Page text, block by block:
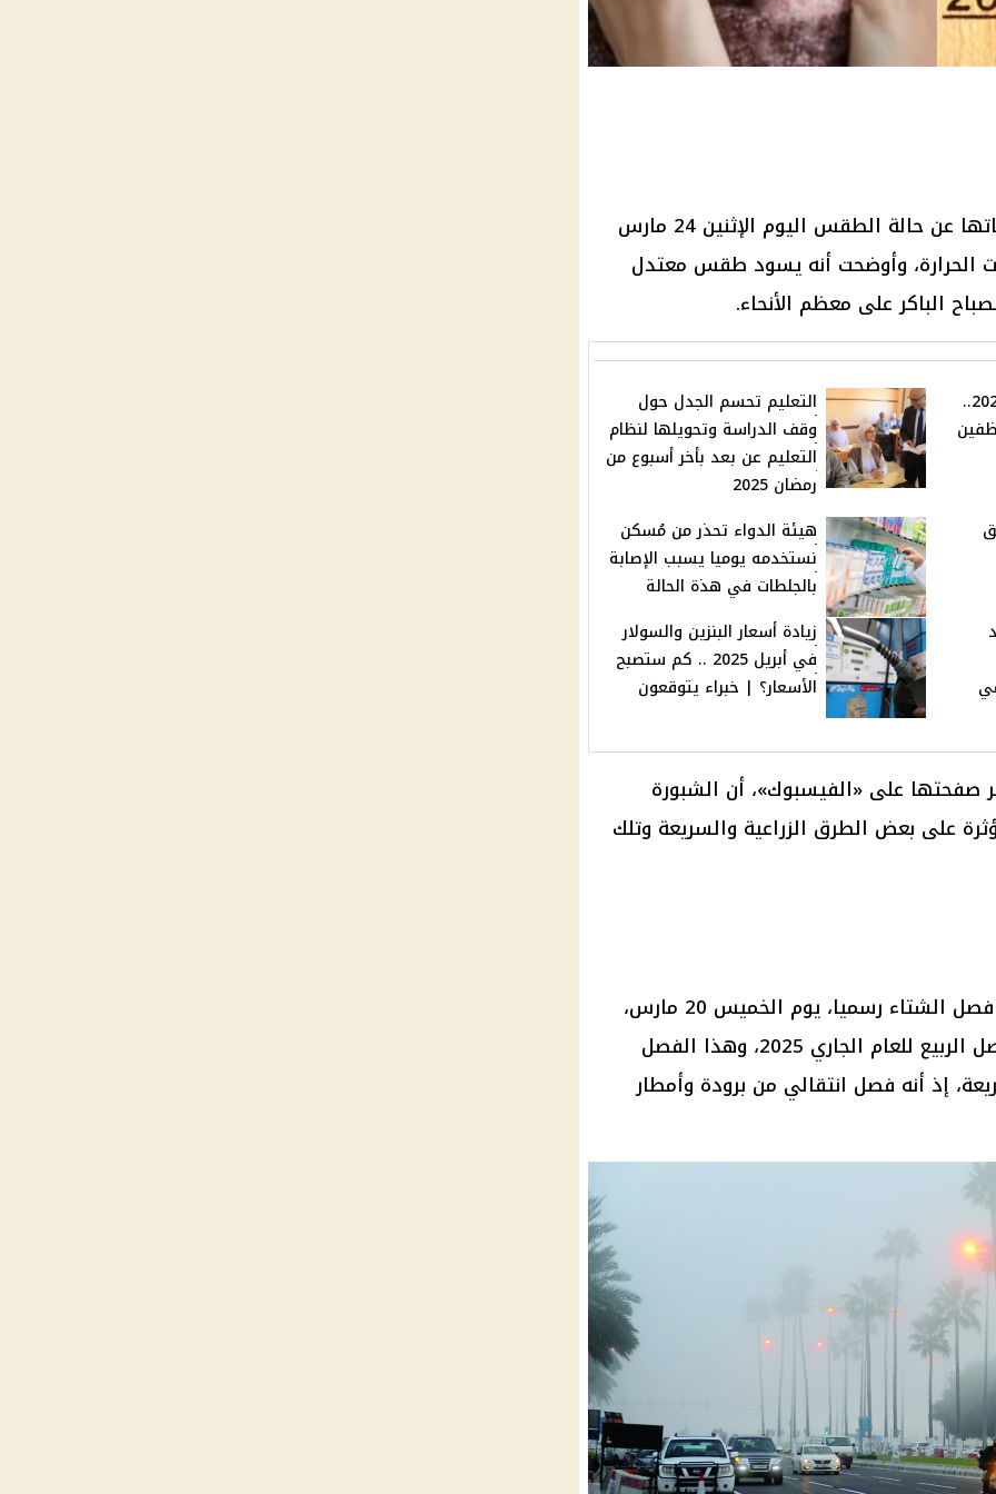
عن حالة الطقس اليوم
الإثنين 24 مارس
الحرارة، وأوضحت أنه يسود طقس معتدل
الباكر على معظم الأنحاء.
أطول إجازة رسمية في 2025..
التعليم تحسم الجدل حول
وقف الدراسة وتحويلها لنظام
التعليم عن بعد بأخر أسبوع من
رمضان 2025
هيئة الدواء تحذر من مُسكن
نستخدمه يوميا يسبب الإصابة
بالجلطات في هذة الحالة
زيادة أسعار البنزين والسولار
في أبريل 2025 .. كم ستصبح
الأسعار؟ | خبراء يتوقعون
صفحتها على «الفيسبوك»، أن الشبورة
على بعض الطرق الزراعية والسريعة وتلك
فصل الشتاء رسميا، يوم
الخميس 20 مارس،
الربيع
للعام الجاري 2025، وهذا الفصل
إذ أنه فصل انتقالي من برودة وأمطار